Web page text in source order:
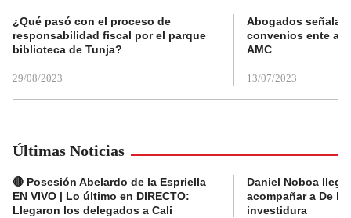
¿Qué pasó con el proceso de
responsabilidad fiscal por el parque
biblioteca de Tunja?
29/08/2023
Abogados
convenios ente
AMC
13/07/2023
Últimas Noticias
🔴 Posesión Abelardo de la Espriella
EN VIVO | Lo último en DIRECTO:
Llegaron los delegados a Cali
Daniel Noboa llega
acompañar a De la
investidura